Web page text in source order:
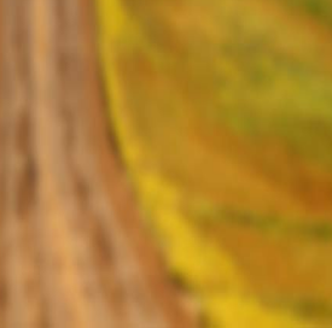
Canada